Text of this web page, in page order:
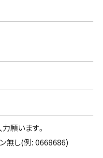
願います。
無し(例: 0668686)